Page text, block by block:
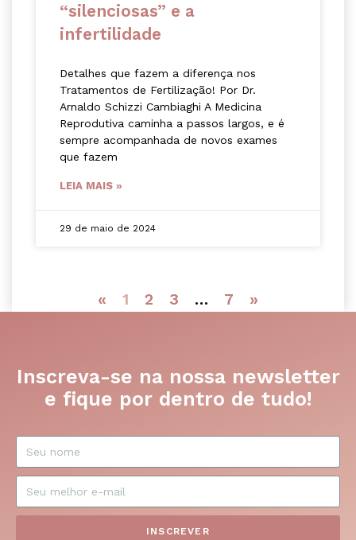
“silenciosas” e a
infertilidade
Detalhes que fazem a diferença nos
Tratamentos de Fertilização! Por Dr.
Arnaldo Schizzi Cambiaghi A Medicina
Reprodutiva caminha a passos largos, e é
sempre acompanhada de novos exames
que fazem
LEIA MAIS »
29 de maio de 2024
« 1 2 3 … 7 »
Inscreva-se na nossa newsletter
e fique por dentro de tudo!
INSCREVER